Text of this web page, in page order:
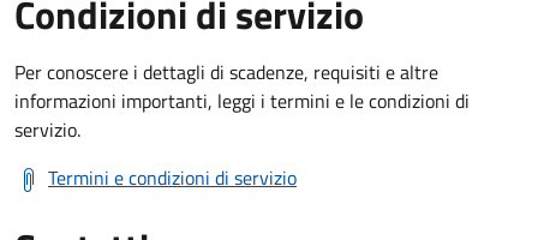
Condizioni di servizio
Per conoscere i dettagli di scadenze, requisiti e altre
informazioni importanti, leggi i termini e le condizioni di
servizio.
Termini e condizioni di servizio